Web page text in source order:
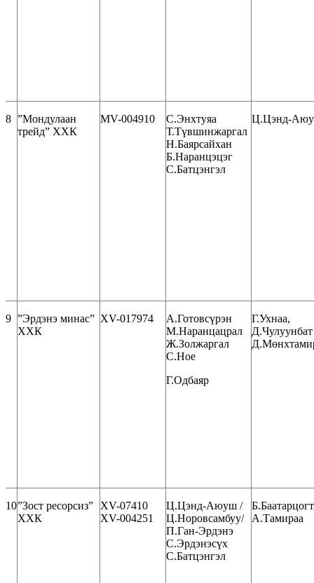
8 ”Мондулаан
трейд” ХХК
MV-004910
С.Энхтуяа
Т.Түвшинжаргал
Н.Баярсайхан
Б.Наранцэцэг
С.Батцэнгэл
Ц.Цэнд-
9 ”Эрдэнэ минас”
ХХК
XV-017974
А.Готовсүрэн
М.Наранцацрал
Ж.Золжаргал
С.Ное
Г.Одбаяр
Г.Ухнаа,
10”Зост ресорсиз”
ХХК
ХV-07410
ХV-004251
Ц.Цэнд-Аюуш /
Ц.Норовсамбуу/
П.Ган-Эрдэнэ
С.Эрдэнэсүх
С.Батцэнгэл
Б.Баатарцогт
А.Тамираа